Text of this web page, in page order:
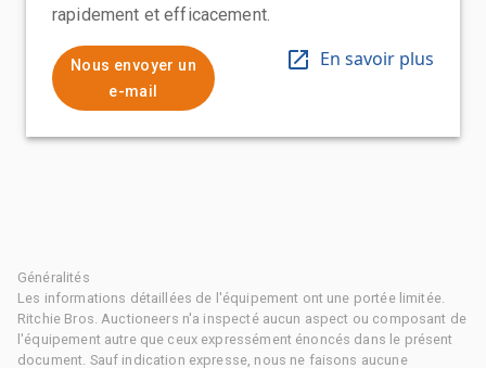
rapidement et efficacement.
Nous envoyer un
e-mail
En savoir plus
Généralités
Les informations détaillées de l'équipement ont une portée limitée.
Ritchie Bros. Auctioneers n'a inspecté aucun aspect ou composant de
l'équipement autre que ceux expressément énoncés dans le présent
document. Sauf indication expresse, nous ne faisons aucune